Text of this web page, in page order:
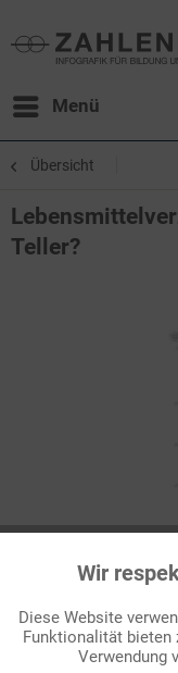
Menü
Übersicht
Teller?
Lebensmittelverzehr:
Das Angebot auf
unerschöpflich.
Funktionale
Marketing
Wir
Diese Website
Funktionalität bieten
Verwendung